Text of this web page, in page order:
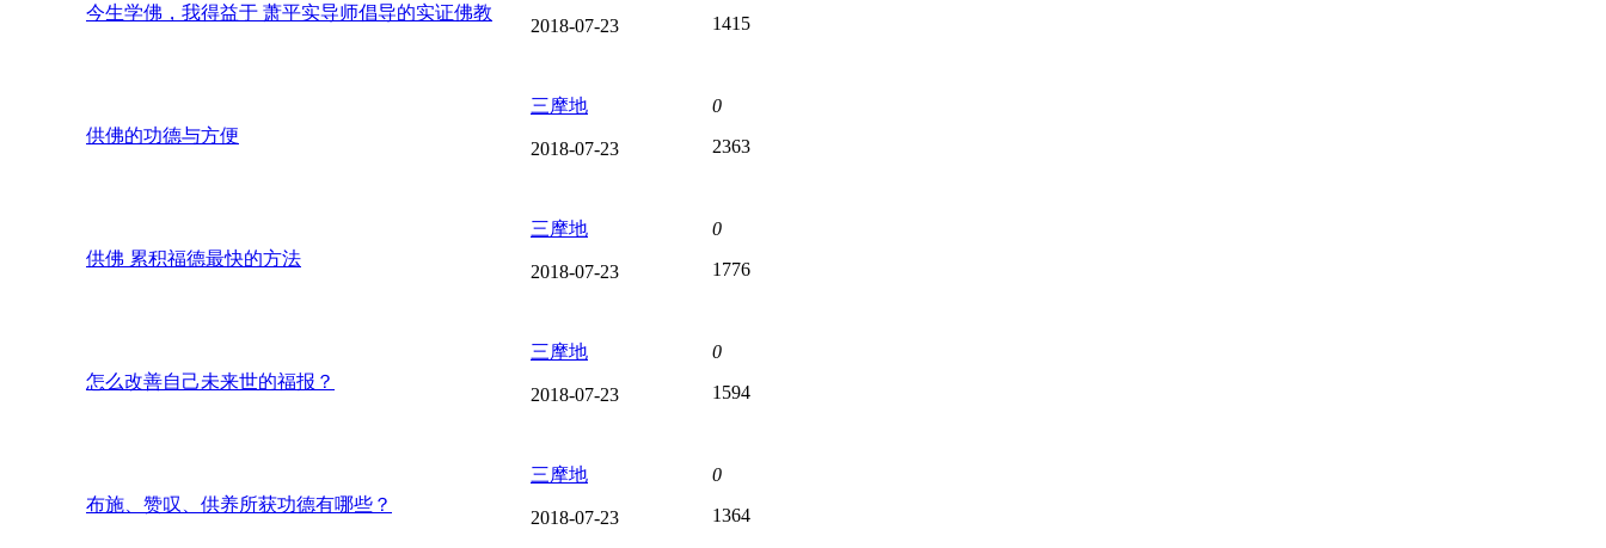
今生学佛，我得益于 萧平实导师倡导的实证佛教
2018-07-23
1415
供佛的功德与方便
三摩地
2018-07-23
0
2363
供佛 累积福德最快的方法
三摩地
2018-07-23
0
1776
怎么改善自己未来世的福报？
三摩地
2018-07-23
0
1594
布施、赞叹、供养所获功德有哪些？
三摩地
2018-07-23
0
1364